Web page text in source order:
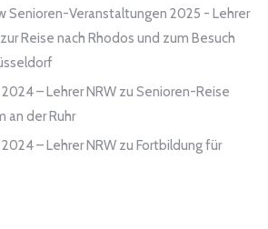
Senioren-Veranstaltungen 2025 - Lehrer
Reise nach Rhodos und zum Besuch
– Lehrer NRW zu Senioren-Reise
an der Ruhr
– Lehrer NRW zu Fortbildung für